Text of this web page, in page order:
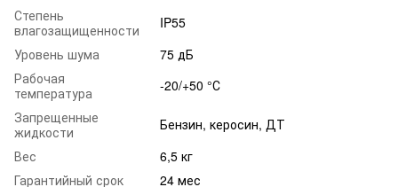
Степень
влагозащищенности
IP55
Уровень шума
75 дБ
Рабочая
температура
-20/+50 °С
Запрещенные
жидкости
Бензин, керосин, ДТ
Вес
6,5 кг
Гарантийный срок
24 мес